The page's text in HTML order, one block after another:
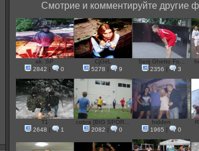
Смотрие и комментируйте другие
ak. SP
2842
0
CjGirL
5278
9
Serij Ghetto Fo...
2356
3
T1
2648
1
cobra [BIG SPOR...
2082
0
hidden
1965
0